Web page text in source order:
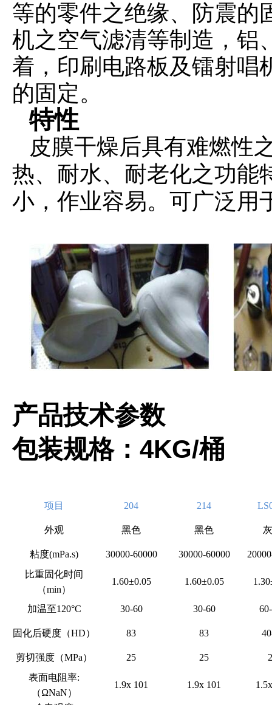
等的零件之绝缘、防震的
机之空气滤清等制造，铝
着，印刷电路板及镭射唱
的固定。
特性
皮膜干燥后具有难燃性
热、耐水、耐老化之功能
小，作业容易。可广泛用
产品
包装规格： 4KG/桶
项目 204 214
外观 黑色 黑色
粘度(mPa.s) 30000-60000 30000-60000
比重固化时间
（min）
1.60±0.05 1.60±0.05
加温至120°C 30-60 30-60
固化后硬度（HD） 83 83
剪切强度（MPa） 25 25
表面电阻率:
（ΩNaN）
1.9x 101 1.9x 101